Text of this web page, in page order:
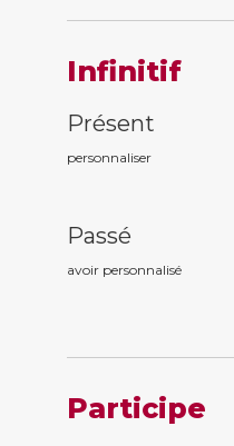
Infinitif
Présent
personnaliser
Passé
avoir personnalisé
Participe